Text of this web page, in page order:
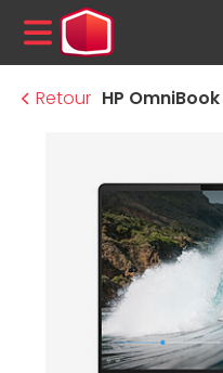
MENU
Retour